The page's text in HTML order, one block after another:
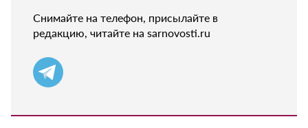
Снимайте на телефон, присылайте в
редакцию, читайте на sarnovosti.ru